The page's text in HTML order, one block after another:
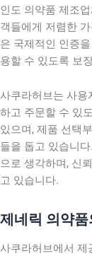
인도 의약품 제조
객들에게 저렴한
은 국제적인 인증
용할 수 있도록 보
사쿠라허브는 사용
하고 주문할 수 있
있으며, 제품 선택
들을 돕고 있습니
으로 생각하며, 신
고 있습니다.
제네릭 의약
사쿠라허브에서 제